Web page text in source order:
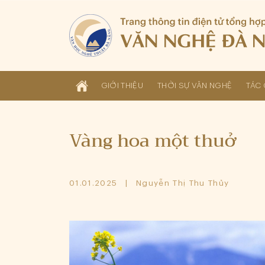
GIỚI THIỆU THỜI SỰ VĂN NGHỆ TÁC
Vàng hoa một thuở
01.01.2025 Nguyễn Thị Thu Thủy